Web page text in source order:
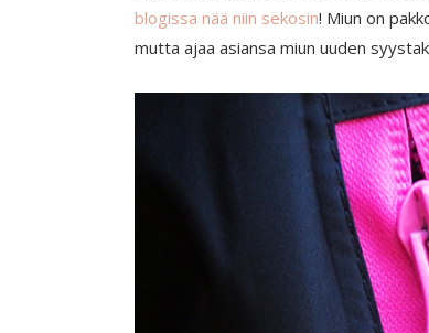
blogissa nää niin sekosin! Miun on
mutta ajaa asiansa miun uuden